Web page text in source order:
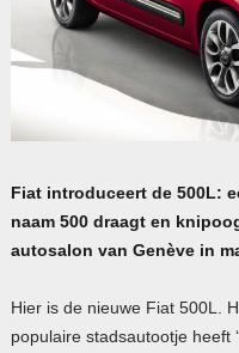
Fiat introduceert de 500L:
naam 500 draagt en
autosalon van Genève in
Hier is de nieuwe Fiat 500L.
populaire stadsautootje heeft